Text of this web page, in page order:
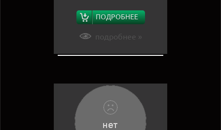
ПОДРОБНЕЕ
подробнее »